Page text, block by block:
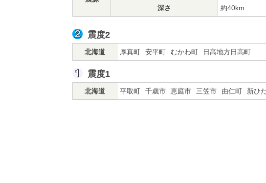
深さ 約40km
震度2
北海道 厚真町 安平町 むかわ町 日高地方日高町
震度1
北海道 平取町 千歳市 恵庭市 三笠市 由仁町 新ひ